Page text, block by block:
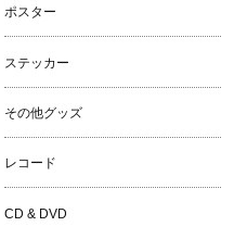
ポスター
ステッカー
その他グッズ
レコード
CD & DVD